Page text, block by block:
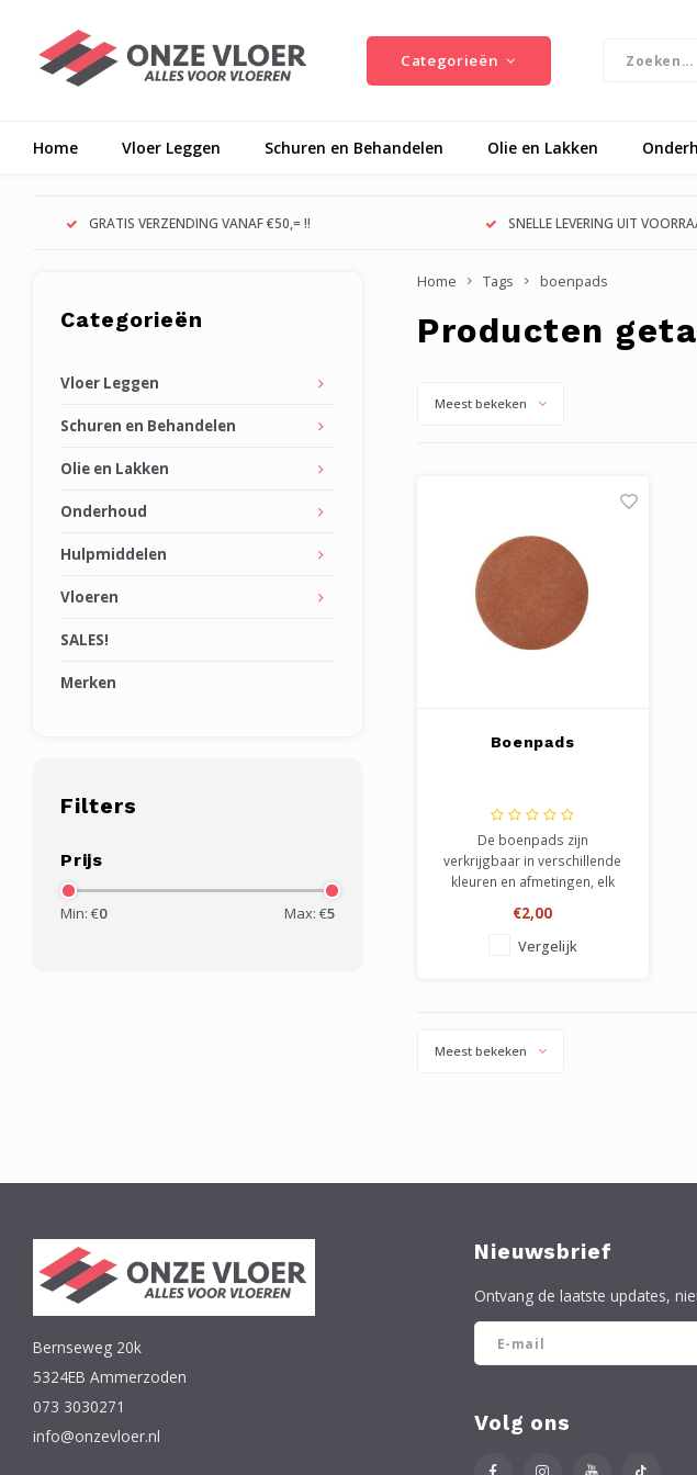
Categorieën
Home Vloer Leggen Schuren en Behandelen Olie en Lakken
GRATIS VERZENDING VANAF €50,= !! SNELLE LEVERING UIT
Categorieën
Vloer Leggen
Schuren en Behandelen
Olie en Lakken
Onderhoud
Hulpmiddelen
Vloeren
SALES!
Merken
Filters
Prijs
Min: €0 Max: €5
Home Tags boenpads
Producten
Meest bekeken
Boenpads
De boenpads zijn
verkrijgbaar in verschillende
kleuren en afmetingen, elk
gebruiken voor het
schrobben, reinigen,
€2,00
Vergelijk
Meest bekeken
Bernseweg 20k
5324EB Ammerzoden
073 3030271
info@onzevloer.nl
Nieuwsbrief
Ontvang de laatste updates,
Volg ons